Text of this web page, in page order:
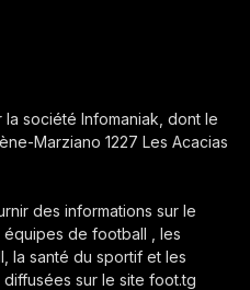
société Infomaniak, dont le
Marziano 1227 Les Acacias
des informations sur le
de football , les
la santé du sportif et les
sur le site foot.tg